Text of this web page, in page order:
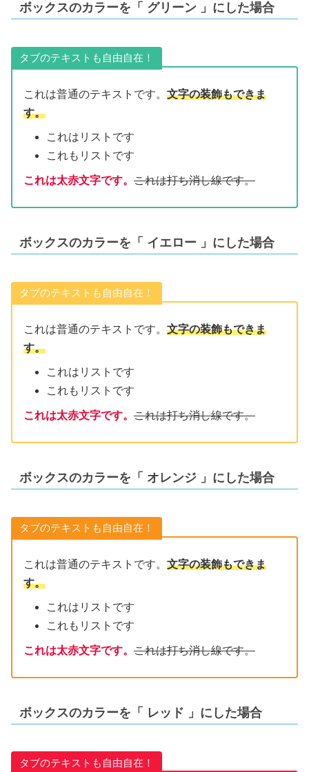
ボックスのカラーを「 グリーン 」にした場合
タブのテキストも自由自在！
これは普通のテキストです。 文字の装飾もできま
す。
これはリストです
これもリストです
これは太赤文字です。 これは打ち消し線です。
ボックスのカラーを「 イエロー 」にした場合
タブのテキストも自由自在！
これは普通のテキストです。 文字の装飾もできま
す。
これはリストです
これもリストです
これは太赤文字です。 これは打ち消し線です。
ボックスのカラーを「 オレンジ 」にした場合
タブのテキストも自由自在！
これは普通のテキストです。 文字の装飾もできま
す。
これはリストです
これもリストです
これは太赤文字です。 これは打ち消し線です。
ボックスのカラーを「 レッド 」にした場合
タブのテキストも自由自在！